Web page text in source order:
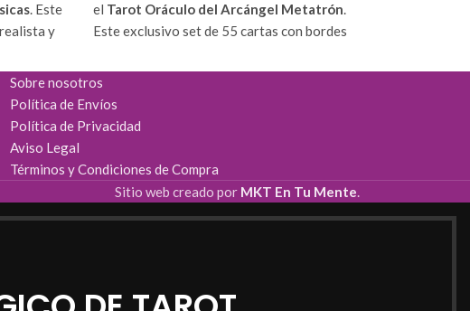
. Este
y
tu camino
el Tarot Oráculo del Arcángel Metatrón.
Este exclusivo set de 55 cartas con bordes
definitiva para obtener claridad y paz
espiritual.
Conexión Divina:
Guía Completa:Incluye un libro físico para
interpretaciones claras y profundas.
Calidad Premium:Cartas duraderas con
calidad en
deslizamiento
Aprendizaje
Sobre nosotros
Política de Envíos
Política de Privacidad
Aviso Legal
Términos y Condiciones de Compra
Sitio web creado por MKT En Tu Mente.